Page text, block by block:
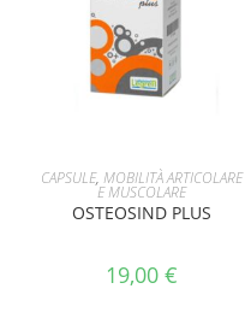
AGGIUNGI AL CARRELLO
CAPSULE,MOBILITÀ ARTICOLARE
E MUSCOLARE
OSTEOSIND PLUS
19,00€